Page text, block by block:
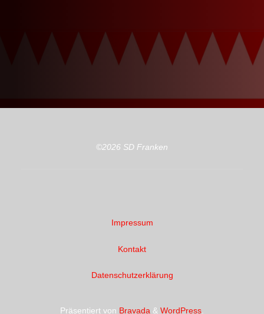
©2026 SD Franken
Impressum
Kontakt
Datenschutzerklärung
Präsentiert von Bravada & WordPress